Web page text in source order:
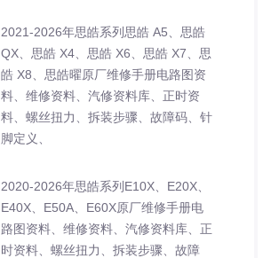
2021-2026年思皓系列思皓 A5、思皓
QX、思皓 X4、思皓 X6、思皓 X7、思
皓 X8、思皓曜原厂维修手册电路图资
料、维修资料、汽修资料库、正时资
料、螺丝扭力、拆装步骤、故障码、针
脚定义、
2020-2026年思皓系列E10X、E20X、
E40X、E50A、E60X原厂维修手册电
路图资料、维修资料、汽修资料库、正
时资料、螺丝扭力、拆装步骤、故障